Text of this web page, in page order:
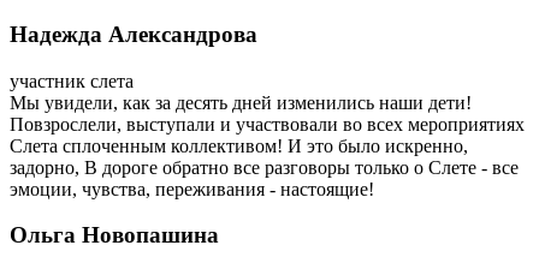
Надежда Александрова
участник слета
Мы увидели, как за десять дней изменились наши дети!
Повзрослели, выступали и участвовали во всех мероприятиях
Слета сплоченным коллективом! И это было искренно,
задорно, В дороге обратно все разговоры только о Слете - все
эмоции, чувства, переживания - настоящие!
Ольга Новопашина